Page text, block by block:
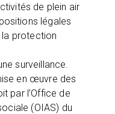
de plein air
légales
la protection
surveillance.
en œuvre des
par l’Office de
(OIAS) du